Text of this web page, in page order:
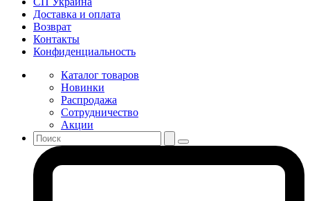
Доставка и оплата
Возврат
Контакты
Конфиденциальность
Каталог товаров
Новинки
Распродажа
Сотрудничество
Акции